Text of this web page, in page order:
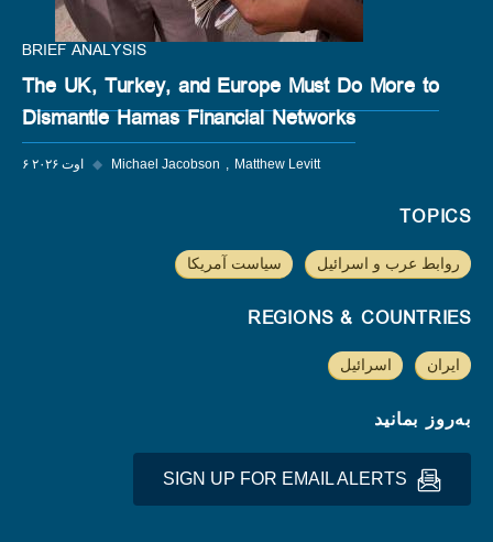
BRIEF ANALYSIS
The UK, Turkey, and Europe Must Do More to
Dismantle Hamas Financial Networks
۶ اوت ۲۰۲۶ ◆ Michael Jacobson Matthew Levitt
TOPICS
روابط عرب و اسرائیل سیاست آمریکا
REGIONS & COUNTRIES
ایران اسرائیل
به‌روز بمانید